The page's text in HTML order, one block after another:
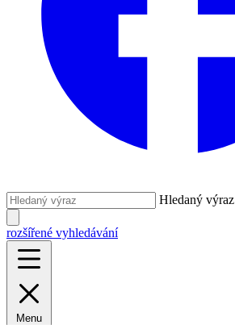
Hledaný výraz
rozšířené vyhledávání
Menu